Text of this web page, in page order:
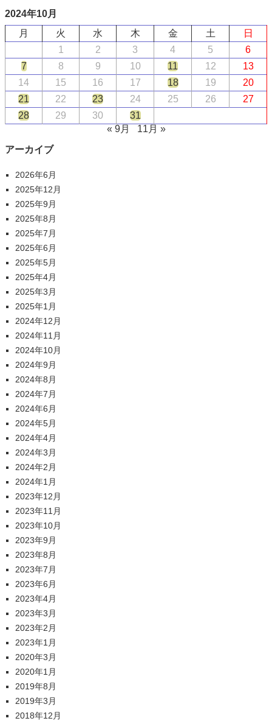
2024年10月
月
火 水 木 金 土
日
1
2 3 4 5
6
7
8 9 10 11 12
13
14
15 16 17 18 19
20
21
22 23 24 25 26
27
28
29 30
31
« 9月
11月 »
アーカイブ
2026年6月
2025年12月
2025年9月
2025年8月
2025年7月
2025年6月
2025年5月
2025年4月
2025年3月
2025年1月
2024年12月
2024年11月
2024年10月
2024年9月
2024年8月
2024年7月
2024年6月
2024年5月
2024年4月
2024年3月
2024年2月
2024年1月
2023年12月
2023年11月
2023年10月
2023年9月
2023年8月
2023年7月
2023年6月
2023年4月
2023年3月
2023年2月
2023年1月
2020年3月
2020年1月
2019年8月
2019年3月
2018年12月